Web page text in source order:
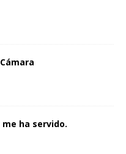
ha servido.